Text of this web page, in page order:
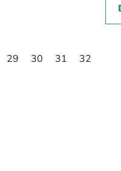
29 30 31 32